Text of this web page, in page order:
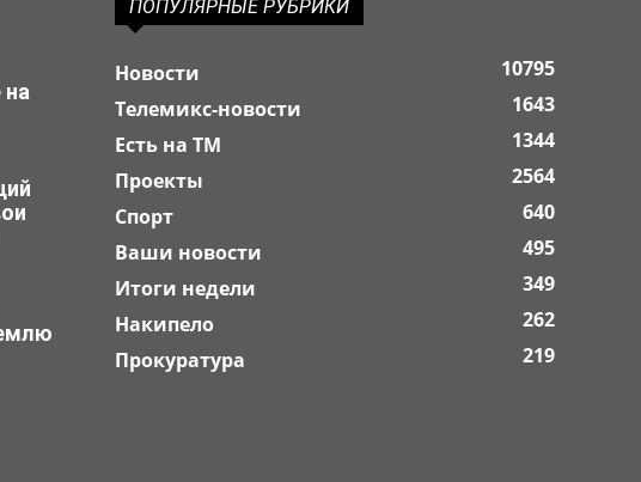
на
ПОПУЛЯРНЫЕ РУБРИКИ
Новости
10795
Телемикс-новости
1643
Есть на ТМ
1344
Проекты
2564
Спорт
640
Ваши новости
495
Итоги недели
349
Накипело
262
Прокуратура
219